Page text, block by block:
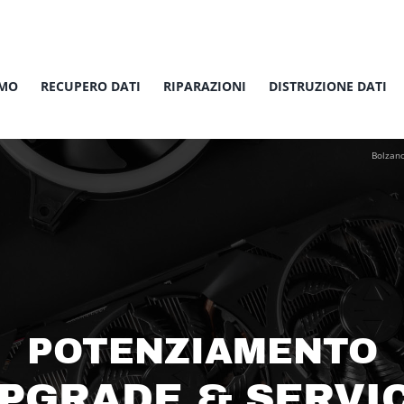
RECUPERO DATI RIPARAZIONI DISTRUZIONE DATI
POTENZIAMENTO